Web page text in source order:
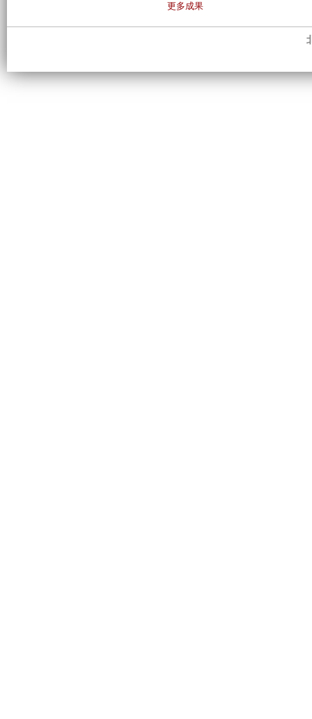
更多成果